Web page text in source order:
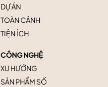
DỰ ÁN
TOÀN CẢNH
TIỆN ÍCH
CÔNG NGHỆ
XU HƯỚNG
SẢN PHẨM SỐ